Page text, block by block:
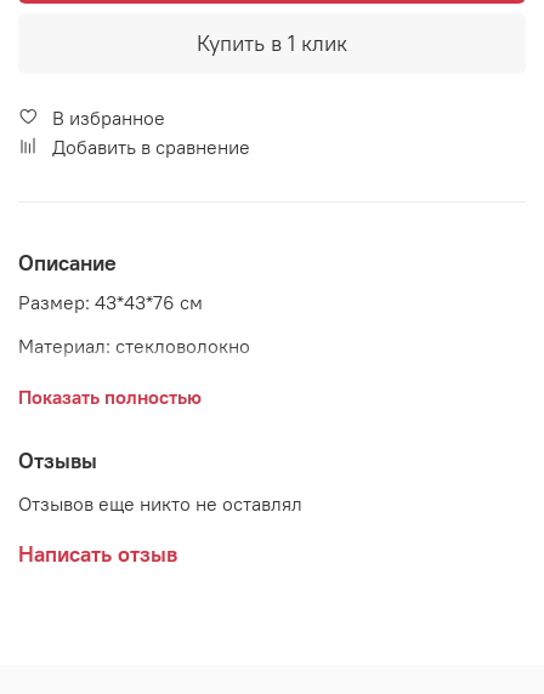
Купить в 1 клик
В избранное
Добавить в сравнение
Описание
Размер: 43*43*76 см
Материал: стекловолокно
Цвет: Iron Rust
Показать полностью
Отзывы
Отзывов еще никто не оставлял
Написать отзыв